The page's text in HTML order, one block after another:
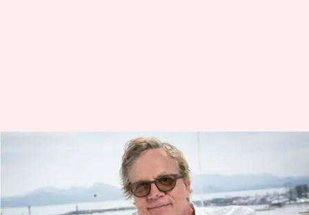
Film Terbaik Todd Haynes
Sebagai Sosok Sutradara
menulis Feb 12, 2024 11:24 am